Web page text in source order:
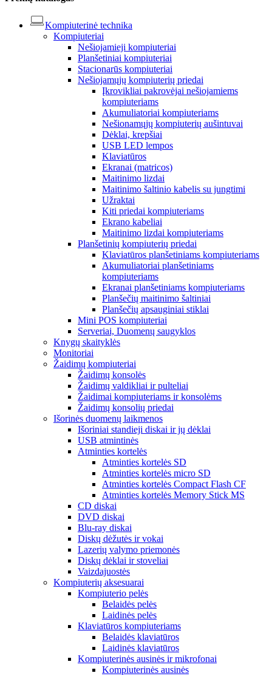
Kompiuterinė technika
Kompiuteriai
Nešiojamieji kompiuteriai
Planšetiniai kompiuteriai
Stacionarūs kompiuteriai
Nešiojamųjų kompiuterių priedai
Įkrovikliai pakrovėjai nešiojamiems
kompiuteriams
Akumuliatoriai kompiuteriams
Nešionamųjų kompiuterių aušintuvai
Dėklai, krepšiai
USB LED lempos
Klaviatūros
Ekranai (matricos)
Maitinimo lizdai
Maitinimo šaltinio kabelis su jungtimi
Užraktai
Kiti priedai kompiuteriams
Ekrano kabeliai
Maitinimo lizdai kompiuteriams
Planšetinių kompiuterių priedai
Klaviatūros planšetiniams kompiuteriams
Akumuliatoriai planšetiniams
kompiuteriams
Ekranai planšetiniams kompiuteriams
Planšečių maitinimo šaltiniai
Planšečių apsauginiai stiklai
Mini POS kompiuteriai
Serveriai, Duomenų saugyklos
Knygų skaityklės
Monitoriai
Žaidimų kompiuteriai
Žaidimų konsolės
Žaidimų valdikliai ir pulteliai
Žaidimai kompiuteriams ir konsolėms
Žaidimų konsolių priedai
Išorinės duomenų laikmenos
Išoriniai standieji diskai ir jų dėklai
USB atmintinės
Atminties kortelės
Atminties kortelės SD
Atminties kortelės micro SD
Atminties kortelės Compact Flash CF
Atminties kortelės Memory Stick MS
CD diskai
DVD diskai
Blu-ray diskai
Diskų dėžutės ir vokai
Lazerių valymo priemonės
Diskų dėklai ir stoveliai
Vaizdajuostės
Kompiuterių aksesuarai
Kompiuterio pelės
Belaidės pelės
Laidinės pelės
Klaviatūros kompiuteriams
Belaidės klaviatūros
Laidinės klaviatūros
Kompiuterinės ausinės ir mikrofonai
Kompiuterinės ausinės